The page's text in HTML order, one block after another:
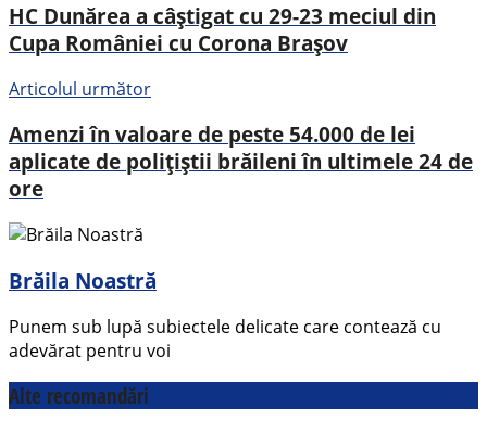
HC Dunărea a câștigat cu 29-23 meciul din
Cupa României cu Corona Brașov
Articolul următor
Amenzi în valoare de peste 54.000 de lei
aplicate de polițiștii brăileni în ultimele 24 de
ore
Brăila Noastră
Punem sub lupă subiectele delicate care contează cu
adevărat pentru voi
Alte recomandări